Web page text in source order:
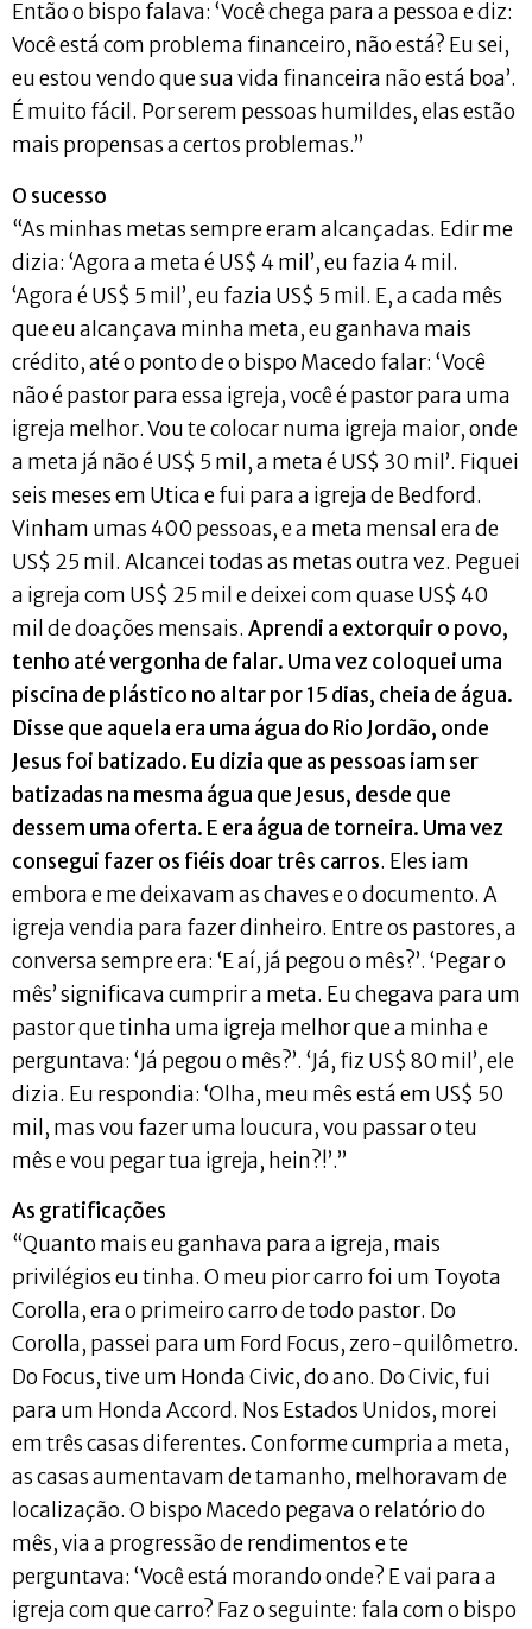
Então o bispo falava: ‘Você chega para a pessoa e diz:
Você está com problema financeiro, não está? Eu sei,
eu estou vendo que sua vida financeira não está boa’.
É muito fácil. Por serem pessoas humildes, elas estão
mais propensas a certos problemas.”
O sucesso
“As minhas metas sempre eram alcançadas. Edir me
dizia: ‘Agora a meta é US$ 4 mil’, eu fazia 4 mil.
‘Agora é US$ 5 mil’, eu fazia US$ 5 mil. E, a cada mês
que eu alcançava minha meta, eu ganhava mais
crédito, até o ponto de o bispo Macedo falar: ‘Você
não é pastor para essa igreja, você é pastor para uma
igreja melhor. Vou te colocar numa igreja maior, onde
a meta já não é US$ 5 mil, a meta é US$ 30 mil’. Fiquei
seis meses em Utica e fui para a igreja de Bedford.
Vinham umas 400 pessoas, e a meta mensal era de
US$ 25 mil. Alcancei todas as metas outra vez. Peguei
a igreja com US$ 25 mil e deixei com quase US$ 40
mil de doações mensais. Aprendi a extorquir o povo,
tenho até vergonha de falar. Uma vez coloquei uma
piscina de plástico no altar por 15 dias, cheia de água.
Disse que aquela era uma água do Rio Jordão, onde
Jesus foi batizado. Eu dizia que as pessoas iam ser
batizadas na mesma água que Jesus, desde que
dessem uma oferta. E era água de torneira. Uma vez
consegui fazer os fiéis doar três carros. Eles iam
embora e me deixavam as chaves e o documento. A
igreja vendia para fazer dinheiro. Entre os pastores, a
conversa sempre era: ‘E aí, já pegou o mês?’. ‘Pegar o
mês’ significava cumprir a meta. Eu chegava para um
pastor que tinha uma igreja melhor que a minha e
perguntava: ‘Já pegou o mês?’. ‘Já, fiz US$ 80 mil’, ele
dizia. Eu respondia: ‘Olha, meu mês está em US$ 50
mil, mas vou fazer uma loucura, vou passar o teu
mês e vou pegar tua igreja, hein?!’.”
As gratificações
“Quanto mais eu ganhava para a igreja, mais
privilégios eu tinha. O meu pior carro foi um Toyota
Corolla, era o primeiro carro de todo pastor. Do
Corolla, passei para um Ford Focus, zero-quilômetro.
Do Focus, tive um Honda Civic, do ano. Do Civic, fui
para um Honda Accord. Nos Estados Unidos, morei
em três casas diferentes. Conforme cumpria a meta,
as casas aumentavam de tamanho, melhoravam de
localização. O bispo Macedo pegava o relatório do
mês, via a progressão de rendimentos e te
perguntava: ‘Você está morando onde? E vai para a
igreja com que carro? Faz o seguinte: fala com o bispo